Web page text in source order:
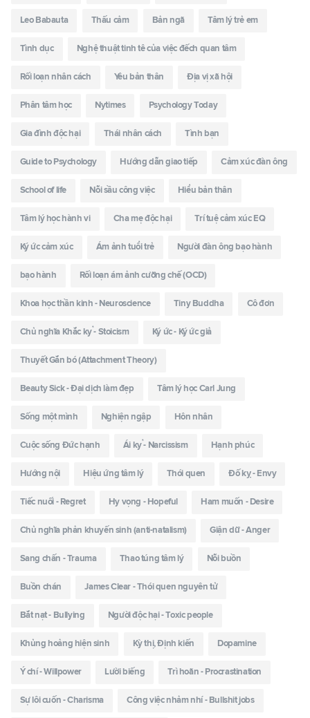
Leo Babauta Thấu cảm Bản ngã Tâm lý trẻ em
Tình dục Nghệ thuật tinh tê của việc đếch quan tâm
Rối loạn nhân cách Yêu bản thân Địa vị xã hội
Phân tâm học Nytimes Psychology Today
Gia đình độc hại Thái nhân cách Tình bạn
Guide to Psychology Hướng dẫn giao tiếp Cảm xúc đàn ông
School of life Nỗi sầu công việc Hiểu bản thân
Tâm lý học hành vi Cha mẹ độc hại Trí tuệ cảm xúc EQ
Ký ức cảm xúc Ám ảnh tuổi trẻ Người đàn ông bạo hành
bạo hành Rối loạn ám ảnh cưỡng chế (OCD)
Khoa học thần kinh - Neuroscience Tiny Buddha Cô đơn
Chủ nghĩa Khắc kỷ - Stoicism Ký ức - Ký ức giả
Thuyết Gắn bó (Attachment Theory)
Beauty Sick - Đại dịch làm đẹp Tâm lý học Carl Jung
Sống một mình Nghiện ngập Hôn nhân
Cuộc sống Đức hạnh Ái kỷ - Narcissism Hạnh phúc
Hướng nội Hiệu ứng tâm lý Thói quen Đố kỵ - Envy
Tiếc nuối - Regret Hy vọng - Hopeful Ham muốn - Desire
Chủ nghĩa phản khuyến sinh (anti-natalism) Giận dữ - Anger
Sang chấn - Trauma Thao túng tâm lý Nỗi buồn
Buồn chán James Clear - Thói quen nguyên tử
Bắt nạt - Bullying Người độc hại - Toxic people
Khủng hoảng hiện sinh Kỳ thị, Định kiến Dopamine
Ý chí - Willpower Lười biếng Trì hoãn - Procrastination
Sự lôi cuốn - Charisma Công việc nhảm nhí - Bullshit jobs